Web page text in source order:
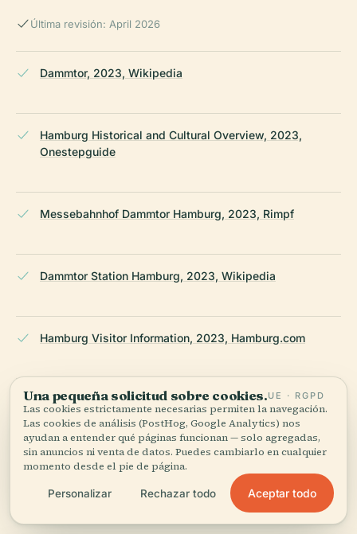
Última revisión: April 2026
Dammtor, 2023, Wikipedia
Hamburg Historical and Cultural Overview, 2023,
Onestepguide
Messebahnhof Dammtor Hamburg, 2023, Rimpf
Dammtor Station Hamburg, 2023, Wikipedia
Hamburg Visitor Information, 2023, Hamburg.com
Dammtor Station and Surroundings, 2023,
Hamburgausflug.de
Dammtor Station Historical and Visiting Guide, 2023,
Hamburg Tourist Info
Una pequeña solicitud sobre cookies.UE · RGPD
Las cookies estrictamente necesarias permiten la navegación.
Las cookies de análisis (PostHog, Google Analytics) nos
ayudan a entender qué páginas funcionan — solo agregadas,
sin anuncios ni venta de datos. Puedes cambiarlo en cualquier
momento desde el pie de página.
Personalizar Rechazar todo Aceptar todo